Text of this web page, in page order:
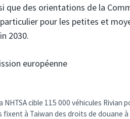
que des orientations de la
pour les petites et
2030.
européenne
NHTSA cible 115 000 véhicules
fixent à Taiwan des droits de douane